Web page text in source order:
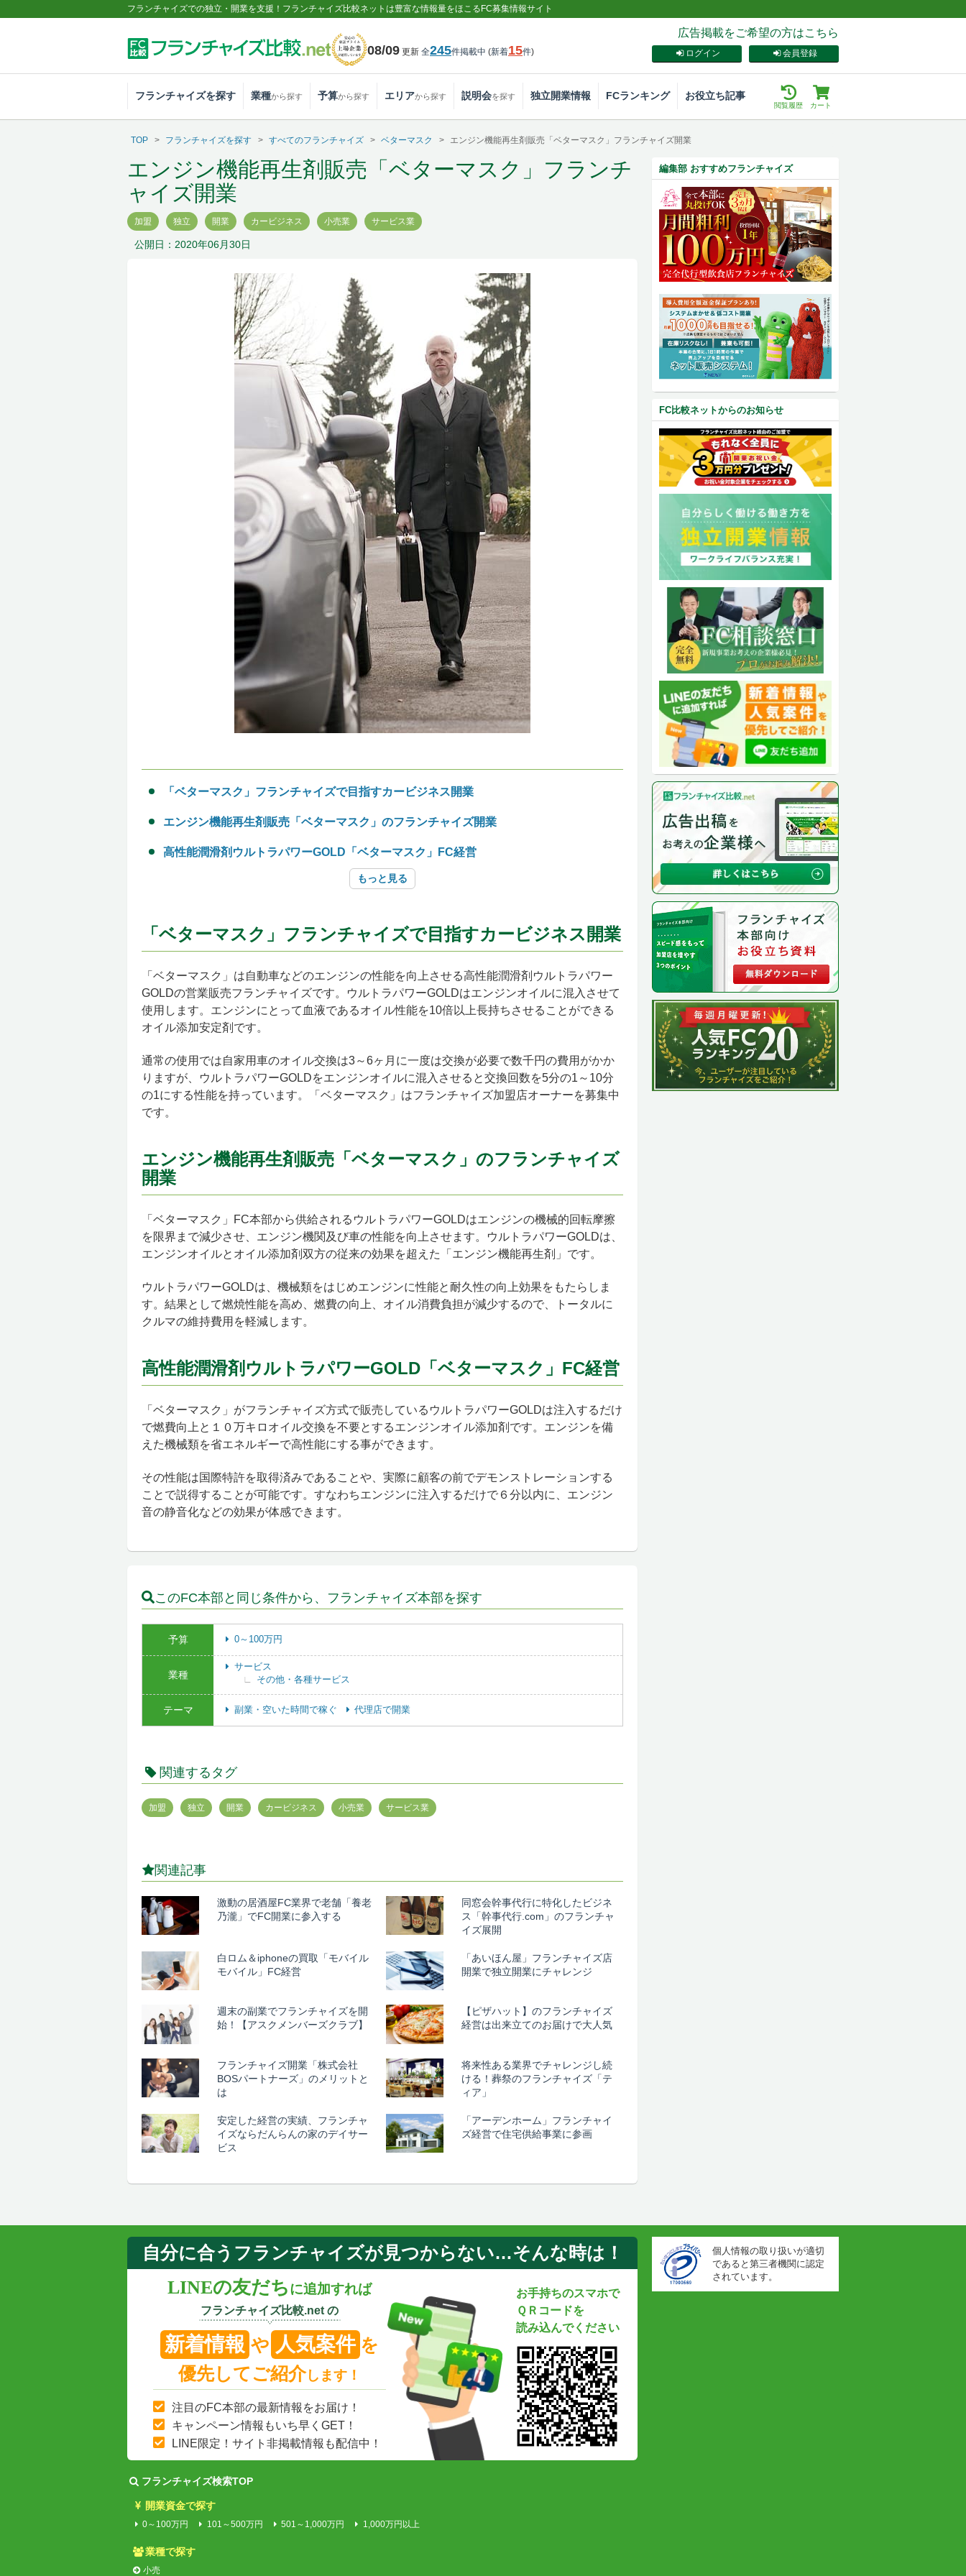
フランチャイズでの独立・開業を支援！フランチャイズ比較ネットは豊富な情報量をほこるFC募集情報サイト
08/09 更新 全245件掲載中 (新着15件)
広告掲載をご希望の方はこちら
会員登録
ログイン
フランチャイズを探す 業種から探す 予算から探す エリアから探す 説明会を探す 独立開業情報 FCランキング お役立ち記事
カート
閲覧履歴
TOP フランチャイズを探す すべてのフランチャイズ ベターマスク エンジン機能再生剤販売「ベターマスク」フランチャイズ開業
エンジン機能再生剤販売「ベターマスク」フランチ
ャイズ開業
加盟 独立 開業 カービジネス 小売業 サービス業
公開日：2020年06月30日
「ベターマスク」フランチャイズで目指すカービジネス開業
エンジン機能再生剤販売「ベターマスク」のフランチャイズ開業
高性能潤滑剤ウルトラパワーGOLD「ベターマスク」FC経営
もっと見る
「ベターマスク」フランチャイズで目指すカービジネス開業
「ベターマスク」は自動車などのエンジンの性能を向上させる高性能潤滑剤ウルトラパワー
GOLDの営業販売フランチャイズです。ウルトラパワーGOLDはエンジンオイルに混入させて
使用します。エンジンにとって血液であるオイル性能を10倍以上長持ちさせることができる
オイル添加安定剤です。
通常の使用では自家用車のオイル交換は3～6ヶ月に一度は交換が必要で数千円の費用がかか
りますが、ウルトラパワーGOLDをエンジンオイルに混入させると交換回数を5分の1～10分
の1にする性能を持っています。「ベターマスク」はフランチャイズ加盟店オーナーを募集中
です。
エンジン機能再生剤販売「ベターマスク」のフランチャイズ
開業
「ベターマスク」FC本部から供給されるウルトラパワーGOLDはエンジンの機械的回転摩擦
を限界まで減少させ、エンジン機関及び車の性能を向上させます。ウルトラパワーGOLDは、
エンジンオイルとオイル添加剤双方の従来の効果を超えた「エンジン機能再生剤」です。
ウルトラパワーGOLDは、機械類をはじめエンジンに性能と耐久性の向上効果をもたらしま
す。結果として燃焼性能を高め、燃費の向上、オイル消費負担が減少するので、トータルに
クルマの維持費用を軽減します。
高性能潤滑剤ウルトラパワーGOLD「ベターマスク」FC経営
「ベターマスク」がフランチャイズ方式で販売しているウルトラパワーGOLDは注入するだけ
で燃費向上と１０万キロオイル交換を不要とするエンジンオイル添加剤です。エンジンを備
えた機械類を省エネルギーで高性能にする事ができます。
その性能は国際特許を取得済みであることや、実際に顧客の前でデモンストレーションする
ことで説得することが可能です。すなわちエンジンに注入するだけで６分以内に、エンジン
音の静音化などの効果が体感できます。
このFC本部と同じ条件から、フランチャイズ本部を探す
予算 0～100万円
業種
サービス
その他・各種サービス
テーマ 副業・空いた時間で稼ぐ 代理店で開業
関連するタグ
加盟 独立 開業 カービジネス 小売業 サービス業
関連記事
激動の居酒屋FC業界で老舗「養老
乃瀧」でFC開業に参入する
同窓会幹事代行に特化したビジネ
ス「幹事代行.com」のフランチャ
イズ展開
白ロム＆iphoneの買取「モバイル
モバイル」FC経営
「あいほん屋」フランチャイズ店
開業で独立開業にチャレンジ
週末の副業でフランチャイズを開
始！【アスクメンバーズクラブ】
【ピザハット】のフランチャイズ
経営は出来立てのお届けで大人気
フランチャイズ開業「株式会社
BOSパートナーズ」のメリットと
は
将来性ある業界でチャレンジし続
ける！葬祭のフランチャイズ「テ
ィア」
安定した経営の実績、フランチャ
イズならだんらんの家のデイサー
ビス
「アーデンホーム」フランチャイ
ズ経営で住宅供給事業に参画
編集部 おすすめフランチャイズ
FC比較ネットからのお知らせ
自分に合うフランチャイズが見つからない…そんな時は！
LINEの友だちに追加すれば
フランチャイズ比較.net の
新着情報 や 人気案件 を
優先してご紹介します！
注目のFC本部の最新情報をお届け！
キャンペーン情報もいち早くGET！
LINE限定！サイト非掲載情報も配信中！
お手持ちのスマホで
ＱＲコードを
読み込んでください
フランチャイズ検索TOP
開業資金で探す
0～100万円 101～500万円 501～1,000万円 1,000万円以上
業種で探す
小売
個人情報の取り扱いが適切
であると第三者機関に認定
されています。